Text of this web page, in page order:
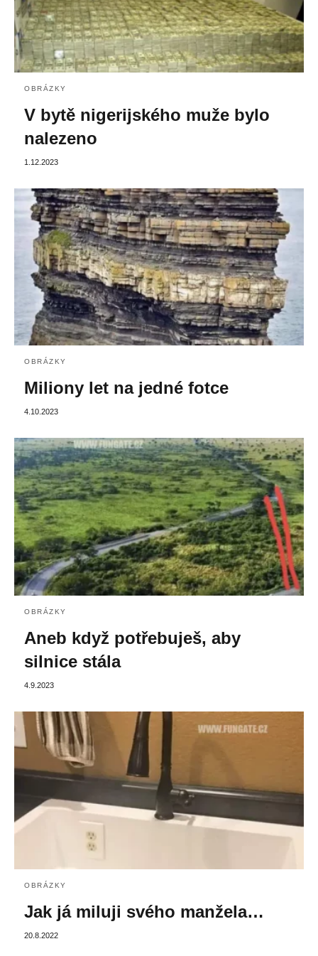
OBRÁZKY
V bytě nigerijského muže bylo
nalezeno
1.12.2023
OBRÁZKY
Miliony let na jedné fotce
4.10.2023
OBRÁZKY
Aneb když potřebuješ, aby
silnice stála
4.9.2023
OBRÁZKY
Jak já miluji svého manžela…
20.8.2022